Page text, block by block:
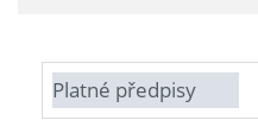
Platné předpisy